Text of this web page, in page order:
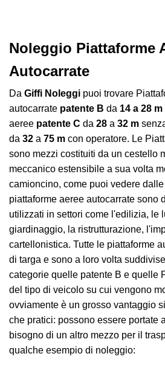
Noleggio Piattaforme
Autocarrate
Da Giffi Noleggi puoi trovare
autocarrate patente B da 14 a 28 m
aeree patente C da 28 a 32 m
da 32 a 75 m con operatore. Le
sono mezzi costituiti da un cestello
meccanico estensibile a sua volta
camioncino, come puoi vedere
piattaforme aeree autocarrate sono
utilizzati in settori come l'edilizia, le
giardinaggio, la ristrutturazione,
cartellonistica. Tutte le piattaforme
di targa e sono a loro volta
categorie quelle patente B e quelle
del tipo di veicolo su cui vengono
ovviamente è un grosso vantaggio
che pratici: possono essere portate
bisogno di un altro mezzo per il
qualche esempio di noleggio: